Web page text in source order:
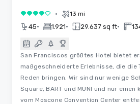
4 von 5 • 13 mi
45• 1.921• 29.637 sq ft•
San Franciscos größtes Hotel bietet
maßgeschneiderte Erlebnisse, die die
Reden bringen. Wir sind nur wenige
Square, BART und MUNI und nur einen
vom Moscone Convention Center